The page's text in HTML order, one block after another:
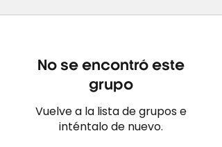
No se encontró este
grupo
Vuelve a la lista de grupos e
inténtalo de nuevo.